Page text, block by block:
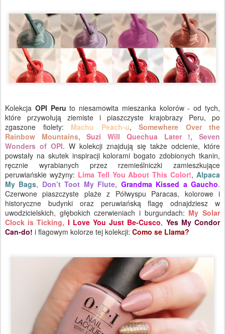
Kolekcja OPI Peruto niesamowita mieszanka kolorów - od tych,
które przywołują ziemiste i piaszczyste krajobrazy Peru, po
zgaszone fiolety: Machu Peach-u, Somewhere Over the
Rainbow Mountains,Suzi Will Quechua Later !,Seven
Wonders of OPI. W kolekcji znajdują się także odcienie, które
powstały na skutek inspiracji kolorami bogato zdobionych tkanin,
ręcznie wyrabianych przez rzemieślniczki zamieszkujące
peruwiańskie wyżyny: Lima Tell You About This Color!, Alpaca
My Bags, Don’t Toot My Flute, Grandma Kissed a Gaucho.
Czerwone piaszczyste plaże z Półwyspu Paracas, kolorowe i
historyczne budynki oraz peruwiańską flagę odnajdziesz w
uwodzicielskich, głębokich czerwieniach i burgundach: My Solar
Clock is Ticking, I Love You Just Be-Cusco, Yes My Condor
Can-do! i flagowym kolorze tej kolekcji: Como se Llama?